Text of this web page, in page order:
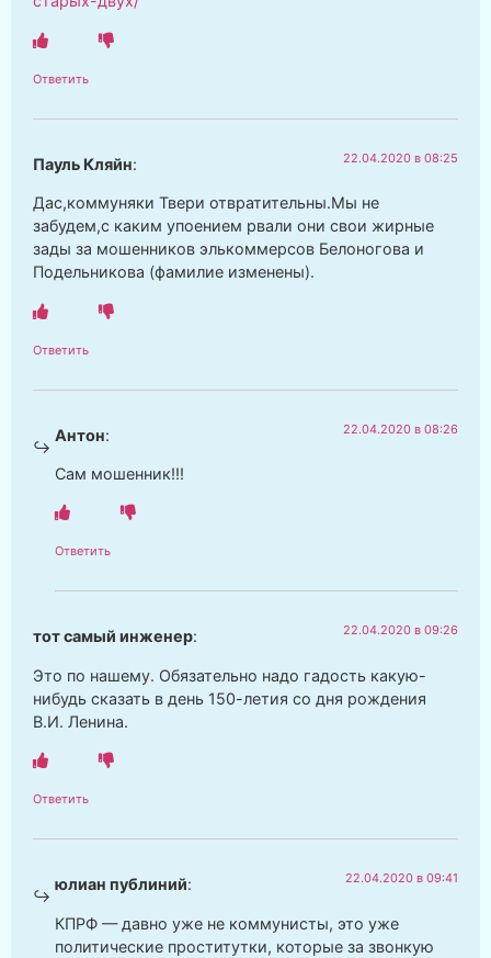
Ответить
Пауль Кляйн: 22.04.2020 в 08:25
Дас,коммуняки Твери отвратительны.Мы не
забудем,с каким упоением рвали они свои жирные
зады за мошенников элькоммерсов Белоногова и
Подельникова (фамилие изменены).
Ответить
Антон: 22.04.2020 в 08:26
Сам мошенник!!!
Ответить
тот самый инженер: 22.04.2020 в 09:26
Это по нашему. Обязательно надо гадость какую-
нибудь сказать в день 150-летия со дня рождения
В.И. Ленина.
Ответить
юлиан публиний: 22.04.2020 в 09:41
КПРФ — давно уже не коммунисты, это уже
политические проститутки, которые за звонкую